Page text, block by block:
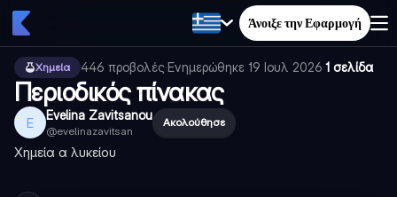
Άνοιξε την Εφαρμογή
Χημεία 446 προβολές·Ενημερώθηκε 19 Ιουλ 2026·1 σελίδα
Περιοδικός πίνακας
E Evelina Zavitsanou
@evelinazavitsan
Ακολούθησε
Χημεία α λυκείου